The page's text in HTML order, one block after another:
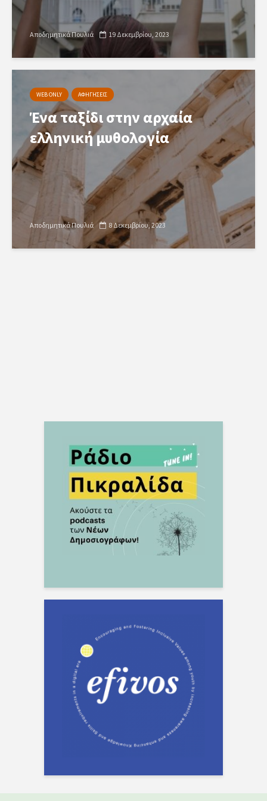
Αποδημητικά Πουλιά 19 Δεκεμβρίου, 2023
WEB ONLY ΑΦΗΓΗΣΕΙΣ
Ένα ταξίδι στην αρχαία
ελληνική μυθολογία
Αποδημητικά Πουλιά 8 Δεκεμβρίου, 2023